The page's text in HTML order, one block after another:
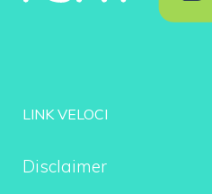
LINK VELOCI
Disclaimer